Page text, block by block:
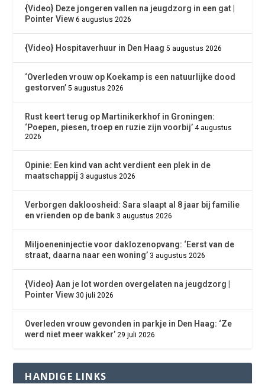
{Video} Deze jongeren vallen na jeugdzorg in een gat |
Pointer View 6 augustus 2026
{Video} Hospitaverhuur in Den Haag 5 augustus 2026
‘Overleden vrouw op Koekamp is een natuurlijke dood
gestorven’ 5 augustus 2026
Rust keert terug op Martinikerkhof in Groningen:
‘Poepen, piesen, troep en ruzie zijn voorbij’ 4 augustus
2026
Opinie: Een kind van acht verdient een plek in de
maatschappij 3 augustus 2026
Verborgen dakloosheid: Sara slaapt al 8 jaar bij familie
en vrienden op de bank 3 augustus 2026
Miljoeneninjectie voor daklozenopvang: ‘Eerst van de
straat, daarna naar een woning’ 3 augustus 2026
{Video} Aan je lot worden overgelaten na jeugdzorg |
Pointer View 30 juli 2026
Overleden vrouw gevonden in parkje in Den Haag: ‘Ze
werd niet meer wakker’ 29 juli 2026
HANDIGE LINKS